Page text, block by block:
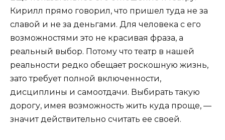
Кирилл прямо говорил, что пришел туда не за
славой и не за деньгами. Для человека с его
возможностями это не красивая фраза, а
реальный выбор. Потому что театр в нашей
реальности редко обещает роскошную жизнь,
зато требует полной включенности,
дисциплины и самоотдачи. Выбирать такую
дорогу, имея возможность жить куда проще, —
значит действительно считать ее своей.